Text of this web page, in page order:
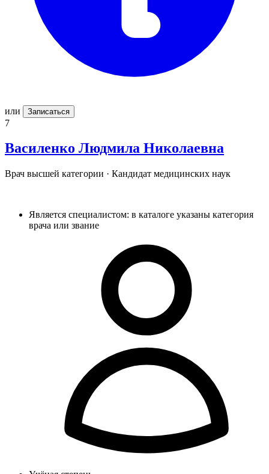
или Записаться
7
Василенко Людмила Николаевна
Врач высшей категории · Кандидат медицинских наук
Является специалистом: в каталоге указаны категория
врача или звание